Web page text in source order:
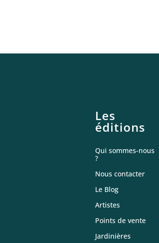
Les
éditions
Qui sommes-nous
?
Nous contacter
Le Blog
Artistes
Points de vente
Jardinières